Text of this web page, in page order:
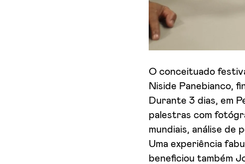
O conceituado
Niside Panebianco,
Durante 3 dias, em
palestras com
mundiais, análise de
Uma experiência
beneficiou também